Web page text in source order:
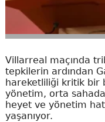
Villarreal maçında
tepkilerin ardından
hareketliliği kritik bir
yönetim, orta
heyet ve yönetim
yaşanıyor.